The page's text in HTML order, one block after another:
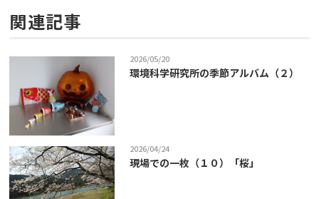
関連記事
2026/05/20
環境科学研究所の季節アルバム（２）
2026/04/24
現場での一枚（１０）「桜」